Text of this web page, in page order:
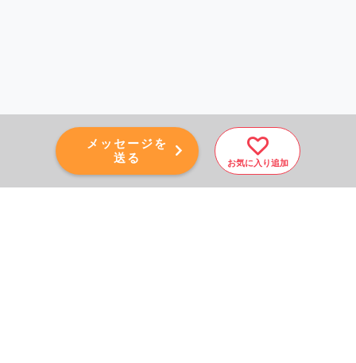
メッセージを
送る
お気に入り追加